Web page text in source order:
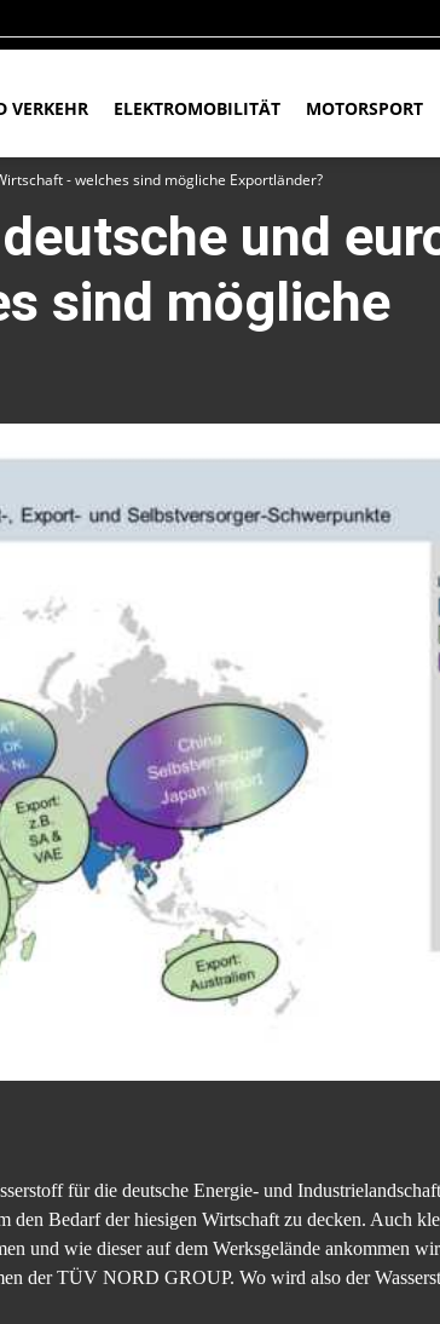
VERKEHR ELEKTROMOBILITÄT MOTORSPORT
- welches sind mögliche Exportländer?
und
sind mögliche
für die deutsche Energie- und
den Bedarf der hiesigen Wirtschaft zu decken. Auch
und wie dieser auf dem Werksgelände ankommen
der TÜV NORD GROUP. Wo wird also der